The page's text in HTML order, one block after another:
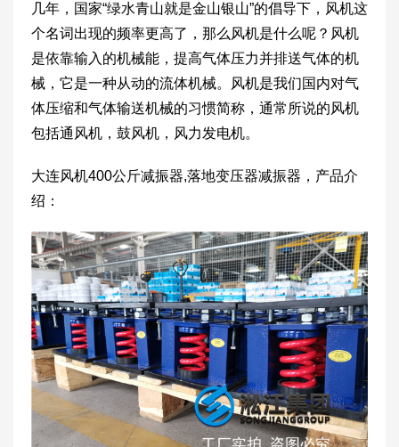
几年，国家“绿水青山就是金山银山”的倡导下，风机这
个名词出现的频率更高了，那么风机是什么呢？风机
是依靠输入的机械能，提高气体压力并排送气体的机
械，它是一种从动的流体机械。风机是我们国内对气
体压缩和气体输送机械的习惯简称，通常所说的风机
包括通风机，鼓风机，风力发电机。
大连风机400公斤减振器,落地变压器减振器，产品介
绍：